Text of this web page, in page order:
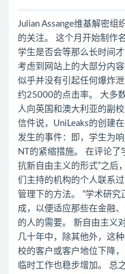
Julian Assange维基解密组
的关注。 这个月开始制作
学生是否会等那么长时间
考虑到网站上的大部分内
似乎并没有引起任何爆炸
约25000的点击率。 大多
人向英国和澳大利亚的副
信件说，UniLeaks的创建
发生的事件：即，学生为
NT的紧缩措施。 在评论了
抗新自由主义的形式”之后
们主持的机构的个人联系
管理下的方法。 ”学术研
成，以便适应那些在金融
的人的需要。 新自由主义
几十年中，除其他外，这
校的客户或客户地位下降
临时工作也稳步增加。 总